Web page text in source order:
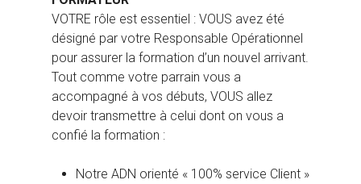
VOTRE rôle est essentiel : VOUS avez été
désigné par votre Responsable Opérationnel
pour assurer la formation d’un nouvel arrivant.
Tout comme votre parrain vous a
accompagné à vos débuts, VOUS allez
devoir transmettre à celui dont on vous a
confié la formation :
Notre ADN orienté « 100% service Client »